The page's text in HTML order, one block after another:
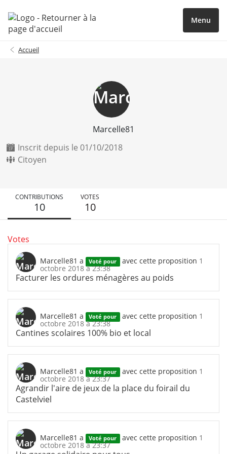
Menu
Accueil
Marcelle81
Inscrit depuis le 01/10/2018
Citoyen
CONTRIBUTIONS
10
VOTES
10
Votes
Marcelle81 a Voté pour avec cette proposition 1
octobre 2018 à 23:38
Facturer les ordures ménagères au poids
Marcelle81 a Voté pour avec cette proposition 1
octobre 2018 à 23:38
Cantines scolaires 100% bio et local
Marcelle81 a Voté pour avec cette proposition 1
octobre 2018 à 23:37
Agrandir l'aire de jeux de la place du foirail du
Castelviel
Marcelle81 a Voté pour avec cette proposition 1
octobre 2018 à 23:37